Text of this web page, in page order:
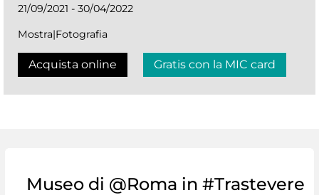
21/09/2021 - 30/04/2022
Mostra|Fotografia
Acquista online Gratis con la MIC card
Museo di @Roma in #Trastevere